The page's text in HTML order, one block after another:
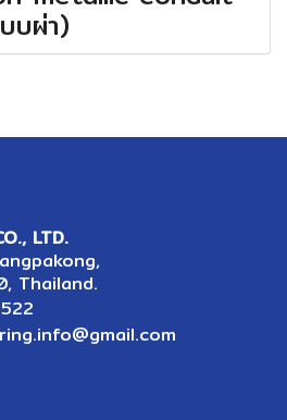
บผ่า)
LTD.
Thailand.